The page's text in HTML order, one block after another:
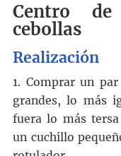
Centro
cebollas
Realización
1. Comprar un
grandes, lo más
fuera lo más tersa
un cuchillo